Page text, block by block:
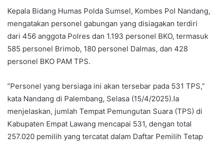
Kepala Bidang Humas Polda Sumsel, Kombes Pol Nandang,
mengatakan personel gabungan yang disiagakan terdiri
dari 456 anggota Polres dan 1.193 personel BKO, termasuk
585 personel Brimob, 180 personel Dalmas, dan 428
personel BKO PAM TPS.
“Personel yang bersiaga ini akan tersebar pada 531 TPS,”
kata Nandang di Palembang, Selasa (15/4/2025).Ia
menjelaskan, jumlah Tempat Pemungutan Suara (TPS) di
Kabupaten Empat Lawang mencapai 531, dengan total
257.020 pemilih yang tercatat dalam Daftar Pemilih Tetap